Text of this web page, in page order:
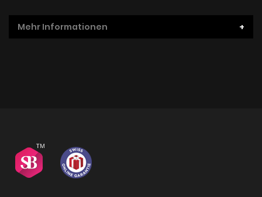
Mehr Informationen